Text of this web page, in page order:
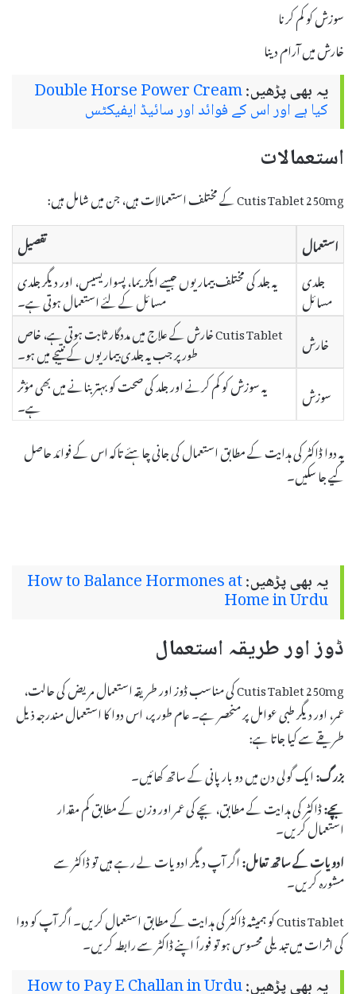
سوزش کو کم کرنا
خارش میں آرام دینا
یہ بھی پڑھیں:Double Horse Power Cream
کیا ہے اور اس کے فوائد اور سائیڈ ایفیکٹس
استعمالات
Cutis Tablet 250mg کے مختلف استعمالات ہیں، جن میں شامل ہیں:
استعمال
تفصیل
جلدی
مسائل
یہ جلد کی مختلف بیماریوں جیسے ایکزیما، پسواریسیس، اور دیگر جلدی
مسائل کے لئے استعمال ہوتی ہے۔
خارش
Cutis Tablet خارش کے علاج میں مددگار ثابت ہوتی ہے، خاص
طور پر جب یہ جلدی بیماریوں کے نتیجے میں ہو۔
سوزش
یہ سوزش کو کم کرنے اور جلد کی صحت کو بہتر بنانے میں بھی مؤثر
ہے۔
یہ دوا ڈاکٹر کی ہدایت کے مطابق استعمال کی جانی چاہئے تاکہ اس کے فوائد حاصل
کیے جا سکیں۔
یہ بھی پڑھیں:How to Balance Hormones at
Home in Urdu
ڈوز اور طریقہ استعمال
Cutis Tablet 250mg کی مناسب ڈوز اور طریقہ استعمال مریض کی حالت،
عمر، اور دیگر طبی عوامل پر منحصر ہے۔ عام طور پر، اس دوا کا استعمال مندرجہ ذیل
طریقے سے کیا جاتا ہے:
بزرگ:ایک گولی دن میں دو بار پانی کے ساتھ کھائیں۔
بچے:ڈاکٹر کی ہدایت کے مطابق، بچے کی عمر اور وزن کے مطابق کم مقدار
استعمال کریں۔
ادویات کے ساتھ تعامل:اگر آپ دیگر ادویات لے رہے ہیں تو ڈاکٹر سے
مشورہ کریں۔
Cutis Tablet کو ہمیشہ ڈاکٹر کی ہدایت کے مطابق استعمال کریں۔ اگر آپ کو دوا
کی اثرات میں تبدیلی محسوس ہو تو فوراً اپنے ڈاکٹر سے رابطہ کریں۔
یہ بھی پڑھیں:How to Pay E Challan in Urdu